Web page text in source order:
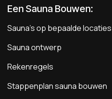
Een Sauna Bouwen:
Sauna's op bepaalde locaties
Sauna ontwerp
Rekenregels
Stappenplan sauna bouwen